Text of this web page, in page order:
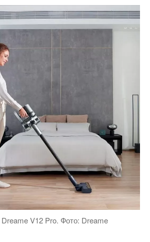
V12 Pro. Фото: Dreame